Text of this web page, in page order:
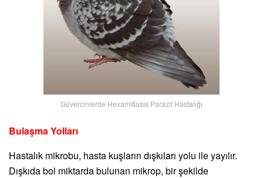
Güvercinlerde Hexamitiasis Parazit Hastalığı
Bulaşma Yolları
Hastalık mikrobu, hasta kuşların dışkıları yolu ile yayılır.
Dışkıda bol miktarda bulunan mikrop, bir şekilde